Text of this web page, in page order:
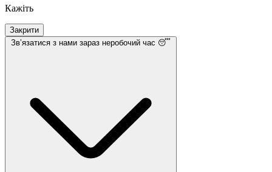
Кажіть
Закрити
Звʼязатися з нами зараз неробочий час 😴